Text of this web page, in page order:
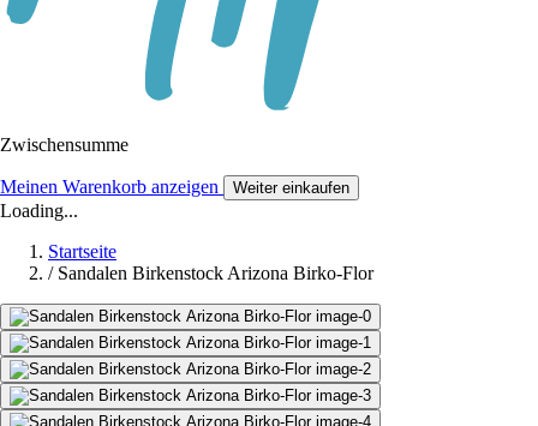
Zwischensumme
Meinen Warenkorb anzeigen Weiter einkaufen
Loading...
Startseite
/ Sandalen Birkenstock Arizona Birko-Flor